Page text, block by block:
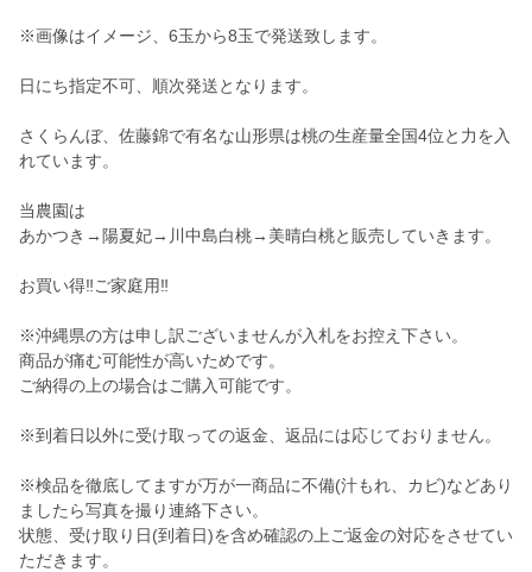
※画像はイメージ、6玉から8玉で発送致します。
日にち指定不可、順次発送となります。
さくらんぼ、佐藤錦で有名な山形県は桃の生産量全国4位と力を入
れています。
当農園は
あかつき→陽夏妃→川中島白桃→美晴白桃と販売していきます。
お買い得‼︎ご家庭用‼︎
※沖縄県の方は申し訳ございませんが入札をお控え下さい。
商品が痛む可能性が高いためです。
ご納得の上の場合はご購入可能です。
※到着日以外に受け取っての返金、返品には応じておりません。
※検品を徹底してますが万が一商品に不備(汁もれ、カビ)などあり
ましたら写真を撮り連絡下さい。
状態、受け取り日(到着日)を含め確認の上ご返金の対応をさせてい
ただきます。